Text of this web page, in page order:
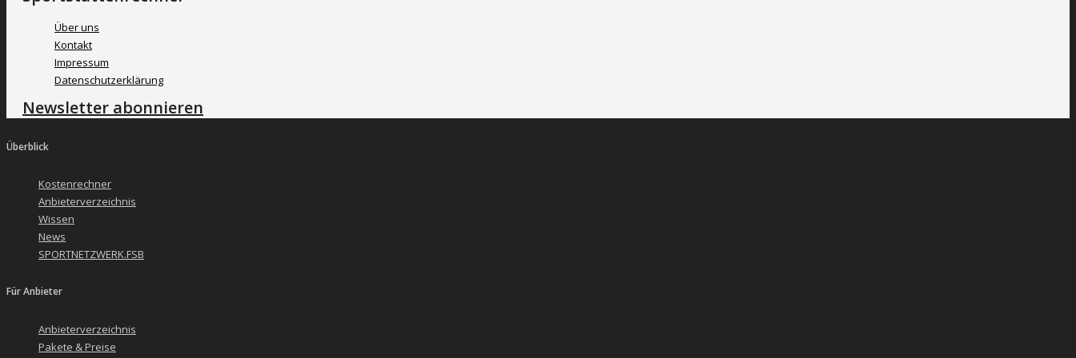
Über uns
Kontakt
Impressum
Datenschutzerklärung
Newsletter abonnieren
Überblick
Kostenrechner
Anbieterverzeichnis
Wissen
News
SPORTNETZWERK.FSB
Für Anbieter
Anbieterverzeichnis
Pakete & Preise